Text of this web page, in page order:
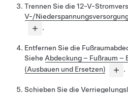
Trennen Sie die 12-V-
V-/
.
Entfernen Sie die
Siehe Abdeckung – Fußraum –
(Ausbauen und Ersetzen)
.
Schieben Sie die